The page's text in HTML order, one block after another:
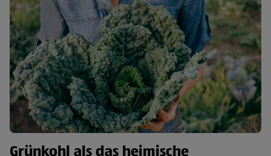
Grünkohl als das heimische